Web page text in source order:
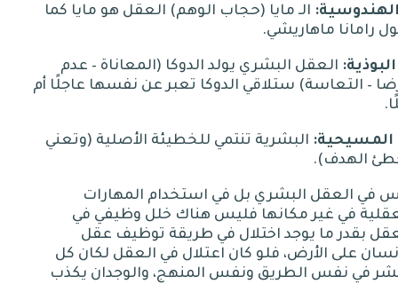
: الـ مايا (حجاب الوهم) العقل هو مايا كما
رامانا ماهاريشي.
: العقل البشري يولد الدوكا (المعاناة – عدم
– التعاسة) ستلاقي الدوكا تعبر عن نفسها عاجلًا أم
.
: البشرية تنتمي للخطيئة الأصلية (وتعني
الهدف).
في العقل البشري بل في استخدام المهارات
في غير مكانها فليس هناك خلل وظيفي في
بقدر ما يوجد اختلال في طريقة توظيف عقل
على الأرض، فلو كان اعتلال في العقل لكان كل
في نفس الطريق ونفس المنهج، والوجدان يكذب